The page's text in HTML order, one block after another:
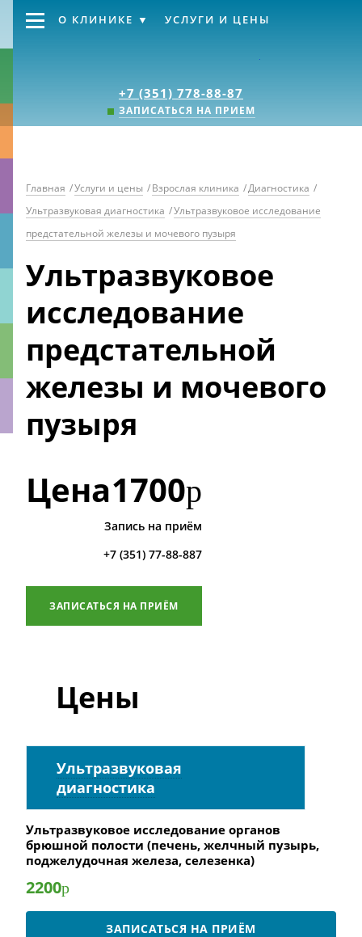
+7 (351) 778-88-87
ЗАПИСАТЬСЯ НА ПРИЕМ
О КЛИНИКЕ УСЛУГИ И ЦЕНЫ
Главная /Услуги и цены /Взрослая клиника /Диагностика /
Ультразвуковая диагностика /Ультразвуковое исследование
предстательной железы и мочевого пузыря
Ультразвуковое
исследование
предстательной
железы и мочевого
пузыря
Цена1700р
Запись на приём
+7 (351) 77-88-887
ЗАПИСАТЬСЯ НА ПРИЁМ
Цены
Ультразвуковая
диагностика
Ультразвуковое исследование органов
брюшной полости (печень, желчный пузырь,
поджелудочная железа, селезенка)
2200р
ЗАПИСАТЬСЯ НА ПРИЁМ